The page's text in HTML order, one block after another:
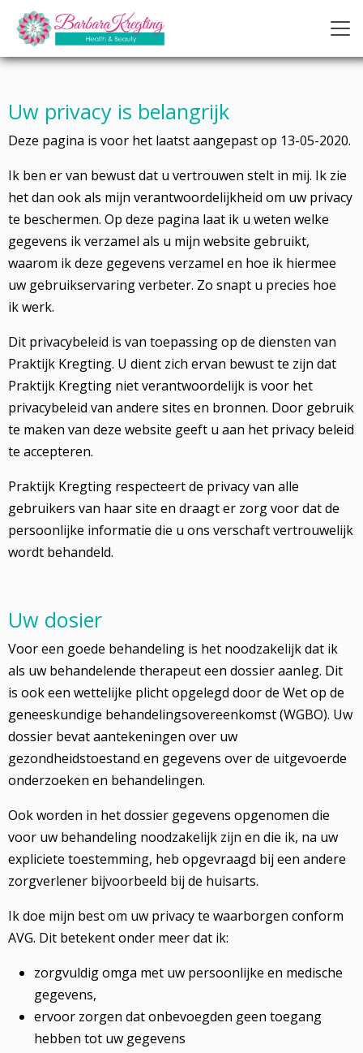
Uw privacy is belangrijk
Deze pagina is voor het laatst aangepast op 13-05-2020.
Ik ben er van bewust dat u vertrouwen stelt in mij. Ik zie
het dan ook als mijn verantwoordelijkheid om uw privacy
te beschermen. Op deze pagina laat ik u weten welke
gegevens ik verzamel als u mijn website gebruikt,
waarom ik deze gegevens verzamel en hoe ik hiermee
uw gebruikservaring verbeter. Zo snapt u precies hoe
ik werk.
Dit privacybeleid is van toepassing op de diensten van
Praktijk Kregting. U dient zich ervan bewust te zijn dat
Praktijk Kregting niet verantwoordelijk is voor het
privacybeleid van andere sites en bronnen. Door gebruik
te maken van deze website geeft u aan het privacy beleid
te accepteren.
Praktijk Kregting respecteert de privacy van alle
gebruikers van haar site en draagt er zorg voor dat de
persoonlijke informatie die u ons verschaft vertrouwelijk
wordt behandeld.
Uw dosier
Voor een goede behandeling is het noodzakelijk dat ik
als uw behandelende therapeut een dossier aanleg. Dit
is ook een wettelijke plicht opgelegd door de Wet op de
geneeskundige behandelingsovereenkomst (WGBO). Uw
dossier bevat aantekeningen over uw
gezondheidstoestand en gegevens over de uitgevoerde
onderzoeken en behandelingen.
Ook worden in het dossier gegevens opgenomen die
voor uw behandeling noodzakelijk zijn en die ik, na uw
expliciete toestemming, heb opgevraagd bij een andere
zorgverlener bijvoorbeeld bij de huisarts.
Ik doe mijn best om uw privacy te waarborgen conform
AVG. Dit betekent onder meer dat ik:
zorgvuldig omga met uw persoonlijke en medische
gegevens,
ervoor zorgen dat onbevoegden geen toegang
hebben tot uw gegevens